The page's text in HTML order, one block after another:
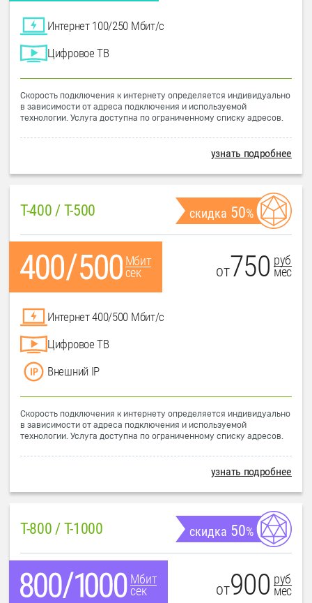
Интернет 100/250 Мбит/с
Цифровое ТВ
Скорость подключения к интернету определяется индивидуально
в зависимости от адреса подключения и используемой
технологии. Услуга доступна по ограниченному списку адресов.
узнать подробнее
T-400 / T-500 скидка 50%
Мбит
сек
от750 руб
мес
Интернет 400/500 Мбит/с
Цифровое ТВ
Внешний IP
Скорость подключения к интернету определяется индивидуально
в зависимости от адреса подключения и используемой
технологии. Услуга доступна по ограниченному списку адресов.
узнать подробнее
T-800 / T-1000 скидка 50%
Мбит
сек
от900 руб
мес